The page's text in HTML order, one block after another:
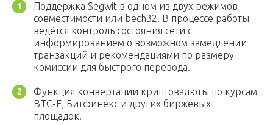
Поддержка Segwit в одном из двух режимов —
совместимости или bech32. В процессе работы
ведётся контроль состояния сети с
информированием о возможном замедлении
транзакций и рекомендациями по размеру
комиссии для быстрого перевода.
Функция конвертации криптовалюты по курсам
BTC-E, Битфинекс и других биржевых
площадок.